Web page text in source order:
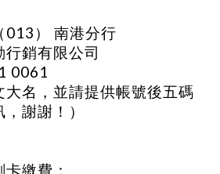
013） 南港分行
行銷有限公司
0061
大名，並請提供帳號後五碼
謝謝！）
繳費：